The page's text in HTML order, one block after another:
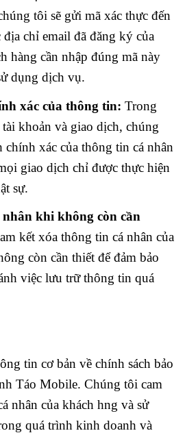
tôi sẽ gửi mã xác thực đến
địa chỉ email đã đăng ký của
hàng cần nhập đúng mã này
dụng dịch vụ.
xác của thông tin: Trong
khoản và giao dịch, chúng
chính xác của thông tin cá nhân
giao dịch chỉ được thực hiện
sự.
khi không còn cần
kết xóa thông tin cá nhân của
còn cần thiết để đảm bảo
việc lưu trữ thông tin quá
tin cơ bản về chính sách bảo
Táo Mobile. Chúng tôi cam
nhân của khách hng và sử
quá trình kinh doanh và